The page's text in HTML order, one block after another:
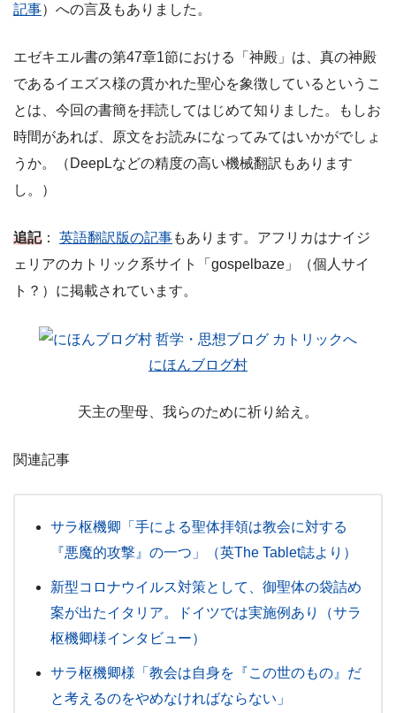
記事）への言及もありました。
エゼキエル書の第47章1節における「神殿」は、真の神殿
であるイエズス様の貫かれた聖心を象徴しているというこ
とは、今回の書簡を拝読してはじめて知りました。もしお
時間があれば、原文をお読みになってみてはいかがでしょ
うか。（DeepLなどの精度の高い機械翻訳もあります
し。）
追記： 英語翻訳版の記事もあります。アフリカはナイジ
ェリアのカトリック系サイト「gospelbaze」（個人サイ
ト？）に掲載されています。
にほんブログ村
天主の聖母、我らのために祈り給え。
関連記事
サラ枢機卿「手による聖体拝領は教会に対する
『悪魔的攻撃』の一つ」（英The Tablet誌より）
新型コロナウイルス対策として、御聖体の袋詰め
案が出たイタリア。ドイツでは実施例あり（サラ
枢機卿様インタビュー）
サラ枢機卿様「教会は自身を『この世のもの』だ
と考えるのをやめなければならない」